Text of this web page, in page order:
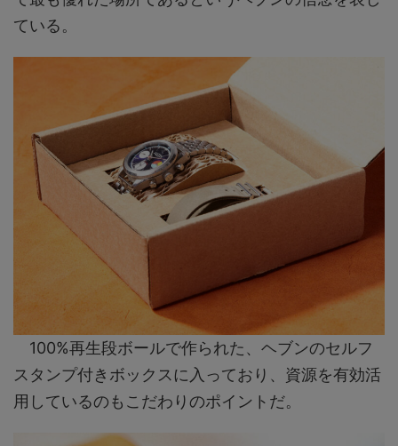
ている。
100%再生段ボールで作られた、ヘブンのセルフ
スタンプ付きボックスに入っており、資源を有効活
用しているのもこだわりのポイントだ。